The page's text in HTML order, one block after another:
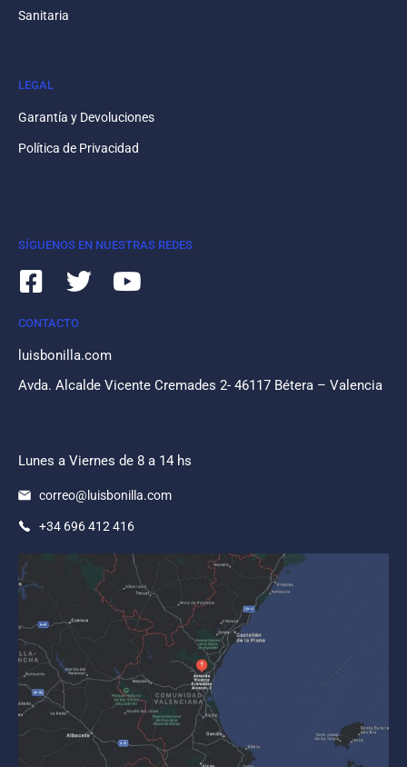
Sanitaria
LEGAL
Garantía y Devoluciones
Política de Privacidad
SÍGUENOS EN NUESTRAS REDES
CONTACTO
luisbonilla.com
Avda. Alcalde Vicente Cremades 2- 46117 Bétera – Valencia
Lunes a Viernes de 8 a 14 hs
correo@luisbonilla.com
+34 696 412 416